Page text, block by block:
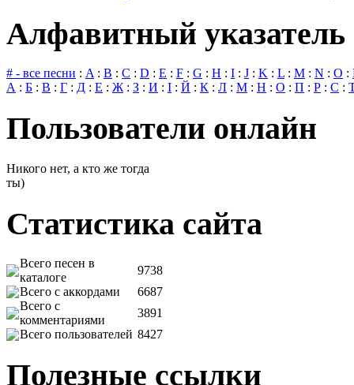
Алфавитный указатель
# - все песни : A : B : C : D : E : F : G : H : I : J : K : L : M : N : O :
А : Б : В : Г : Д : Е : Ж : З : И : І : Й : К : Л : М : Н : О : П : Р : С :
Пользователи онлайн
Никого нет, а кто же тогда
ты)
Статистика сайта
Всего песен в
каталоге
9738
Всего с аккордами
6687
Всего с
комментариями
3891
Всего пользователей 8427
Полезные ссылки